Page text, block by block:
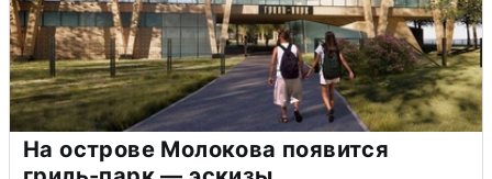
На острове Молокова появится